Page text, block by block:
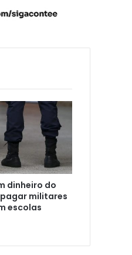
dinheiro do
militares
escolas